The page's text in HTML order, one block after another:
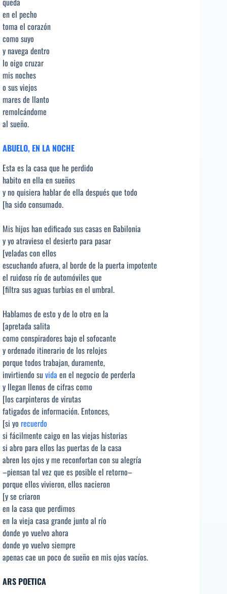
en el pecho
toma el corazón
como suyo
y navega dentro
lo oigo cruzar
mis noches
o sus viejos
mares de llanto
remolcándome
al sueño.
ABUELO, EN LA NOCHE
Esta es la casa que he perdido
habito en ella en sueños
y no quisiera hablar de ella después que todo
[ha sido consumado.
Mis hijos han edificado sus casas en Babilonia
y yo atravieso el desierto para pasar
[veladas con ellos
escuchando afuera, al borde de la puerta impotente
el ruidoso río de automóviles que
[filtra sus aguas turbias en el umbral.
Hablamos de esto y de lo otro en la
[apretada salita
como conspiradores bajo el sofocante
y ordenado itinerario de los relojes
porque todos trabajan, duramente,
invirtiendo suvida en el negocio de perderla
y llegan llenos de cifras como
[los carpinteros de virutas
fatigados de información. Entonces,
[si yo recuerdo
si fácilmente caigo en las viejas historias
si abro para ellos las puertas de la casa
abren los ojos y me reconfortan con su alegría
–piensan tal vez que es posible el retorno–
porque ellos vivieron, ellos nacieron
[y se criaron
en la casa que perdimos
en la vieja casa grande junto al río
donde yo vuelvo ahora
donde yo vuelvo siempre
apenas cae un poco de sueño en mis ojos vacíos.
ARS POETICA